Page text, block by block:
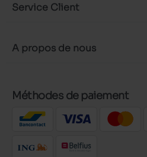
Service Client
A propos de nous
Méthodes de paiement